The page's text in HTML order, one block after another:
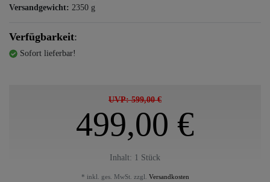
Versandgewicht: 2350 g
Verfügbarkeit:
Sofort lieferbar!
UVP: 599,00 €
499,00 €
Inhalt: 1 Stück
* inkl. ges. MwSt. zzgl. Versandkosten